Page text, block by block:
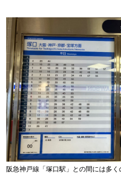
阪急神戸線「塚口駅」との間には多